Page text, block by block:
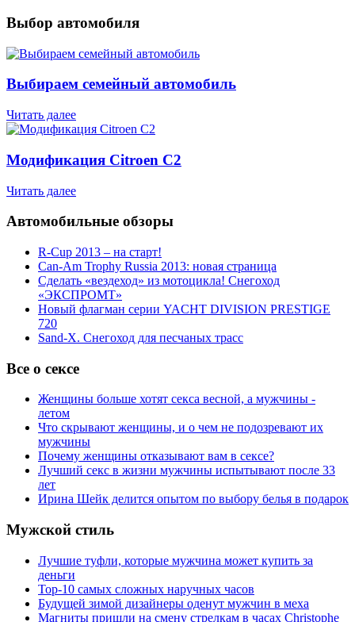
Выбор автомобиля
Выбираем семейный автомобиль
Читать далее
Модификация Citroen С2
Читать далее
Автомобильные обзоры
R-Cup 2013 – на старт!
Can-Am Trophy Russia 2013: новая страница
Сделать «вездеход» из мотоцикла! Снегоход
«ЭКСПРОМТ»
Новый флагман серии YACHT DIVISION PRESTIGE
720
Sand-X. Снегоход для песчаных трасс
Все о сексе
Женщины больше хотят секса весной, а мужчины -
летом
Что скрывают женщины, и о чем не подозревают их
мужчины
Почему женщины отказывают вам в сексе?
Лучший секс в жизни мужчины испытывают после 33
лет
Ирина Шейк делится опытом по выбору белья в подарок
Мужской стиль
Лучшие туфли, которые мужчина может купить за
деньги
Top-10 самых сложных наручных часов
Будущей зимой дизайнеры оденут мужчин в меха
Магниты пришли на смену стрелкам в часах Christophe